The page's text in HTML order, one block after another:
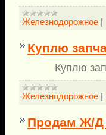
Железнодорожное |
Куплю
Куплю
Железнодорожное |
Продам Ж/Д